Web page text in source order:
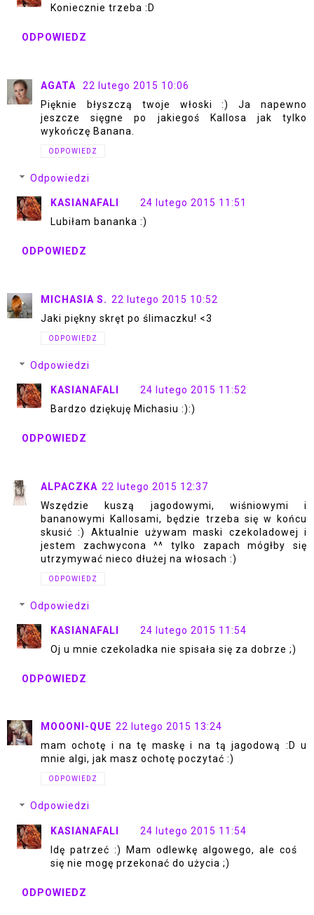
Koniecznie trzeba :D
ODPOWIEDZ
AGATA
22 lutego 2015 10:06
Pięknie błyszczą twoje włoski :) Ja napewno
jeszcze sięgne po jakiegoś Kallosa jak tylko
wykończę Banana.
ODPOWIEDZ
Odpowiedzi
KASIANAFALI
24 lutego 2015 11:51
Lubiłam bananka :)
ODPOWIEDZ
MICHASIA S. 22 lutego 2015 10:52
Jaki piękny skręt po ślimaczku! <3
ODPOWIEDZ
Odpowiedzi
KASIANAFALI
24 lutego 2015 11:52
Bardzo dziękuję Michasiu :):)
ODPOWIEDZ
ALPACZKA 22 lutego 2015 12:37
Wszędzie kuszą jagodowymi, wiśniowymi i
bananowymi Kallosami, będzie trzeba się w końcu
skusić :) Aktualnie używam maski czekoladowej i
jestem zachwycona ^^ tylko zapach mógłby się
utrzymywać nieco dłużej na włosach :)
ODPOWIEDZ
Odpowiedzi
KASIANAFALI
24 lutego 2015 11:54
Oj u mnie czekoladka nie spisała się za dobrze ;)
ODPOWIEDZ
MOOONI-QUE 22 lutego 2015 13:24
mam ochotę i na tę maskę i na tą jagodową :D u
mnie algi, jak masz ochotę poczytać :)
ODPOWIEDZ
Odpowiedzi
KASIANAFALI
24 lutego 2015 11:54
Idę patrzeć :) Mam odlewkę algowego, ale coś
się nie mogę przekonać do użycia ;)
ODPOWIEDZ